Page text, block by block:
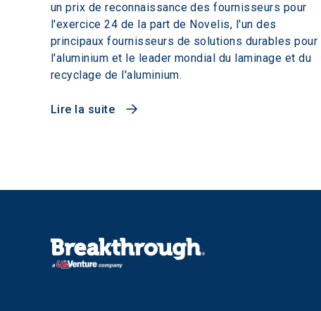
un prix de reconnaissance des fournisseurs pour
l'exercice 24 de la part de Novelis, l'un des
principaux fournisseurs de solutions durables pour
l'aluminium et le leader mondial du laminage et du
recyclage de l'aluminium.
Lire la suite